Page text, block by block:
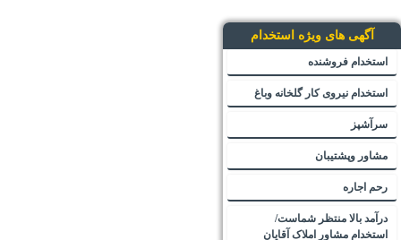
آگهی های ویژه استخدام
استخدام فروشنده
استخدام نیروی کار گلخانه وباغ
سرآشپز
مشاور وپشتیبان
رحم اجاره
درآمد بالا منتظر شماست/
استخدام مشاور املاک آقایان